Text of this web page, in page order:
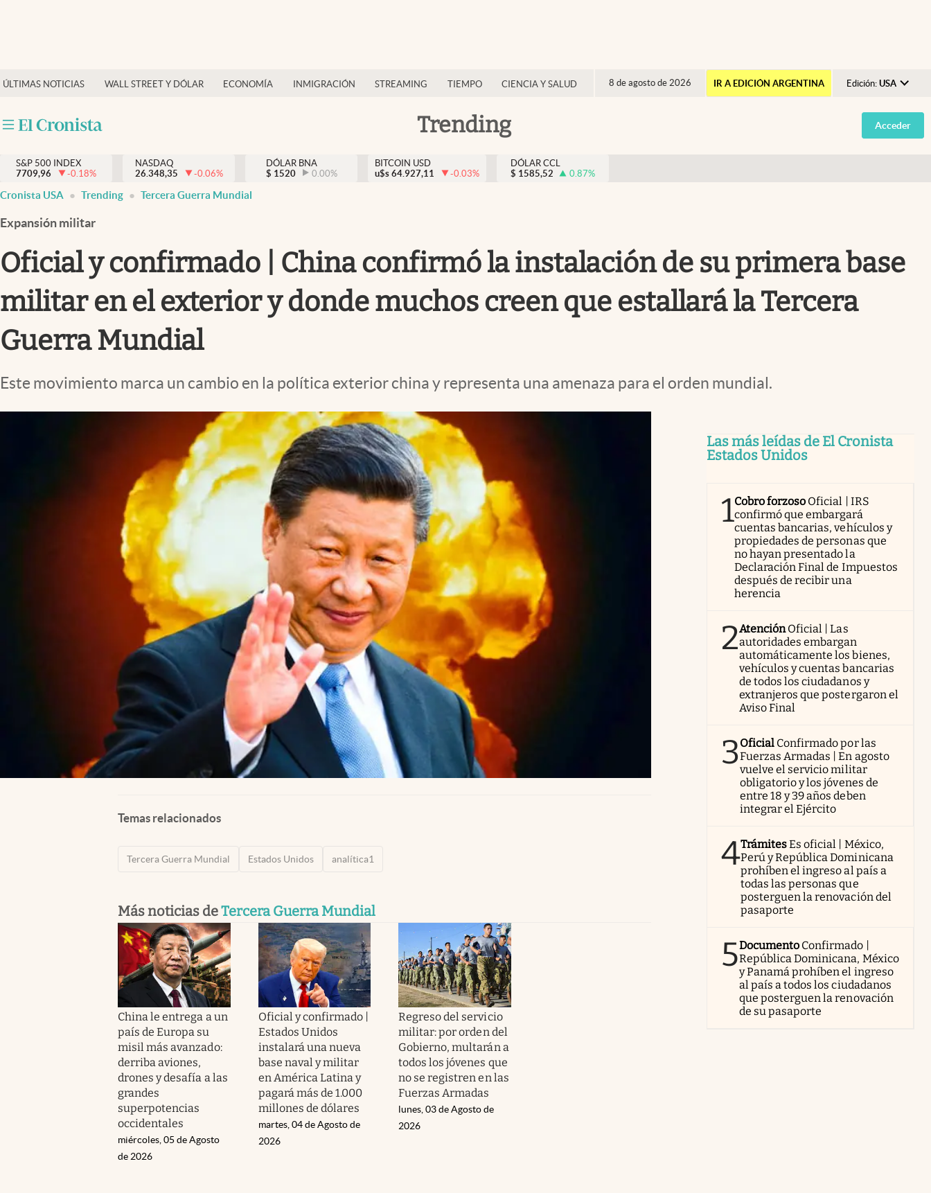
ÚLTIMAS NOTICIAS WALL STREET Y DÓLAR ECONOMÍA INMIGRACIÓN STREAMING TIEMPO CIENCIA Y SALUD 8 de agosto de 2026 IR A EDICIÓN ARGENTINA Edición: USA
Argentina
España
Trending
Finanzas y economía
Inmigración
Trending
Streaming
PC y mobile
Acceder
S&P 500 INDEX
7709,96
-0.18%
NASDAQ
26.348,35
-0.06%
DÓLAR BNA
$ 1520 0.00%
BITCOIN USD
u$s 64.927,11 -0.03%
DÓLAR CCL
$ 1585,52 0.87%
Cronista USA Trending Tercera Guerra Mundial
Expansión militar
Oficial y confirmado | China confirmó la instalación de su primera base
militar en el exterior y donde muchos creen que estallará la Tercera
Guerra Mundial
Este movimiento marca un cambio en la política exterior china y representa una amenaza para el orden mundial.
Temas relacionados
Tercera Guerra Mundial Estados Unidos analítica1
Más noticias deTercera Guerra Mundial
China le entrega a un
país de Europa su
misil más avanzado:
derriba aviones,
drones y desafía a las
grandes
superpotencias
occidentales
miércoles, 05 de Agosto
de 2026
Oficial y confirmado |
Estados Unidos
instalará una nueva
base naval y militar
en América Latina y
pagará más de 1.000
millones de dólares
martes, 04 de Agosto de
2026
Regreso del servicio
militar: por orden del
Gobierno, multarán a
todos los jóvenes que
no se registren en las
Fuerzas Armadas
lunes, 03 de Agosto de
2026
Las más leídas de El Cronista
Estados Unidos
1Cobro forzoso Oficial | IRS
confirmó que embargará
cuentas bancarias, vehículos y
propiedades de personas que
no hayan presentado la
Declaración Final de Impuestos
después de recibir una
herencia
2AtenciónOficial | Las
autoridades embargan
automáticamente los bienes,
vehículos y cuentas bancarias
de todos los ciudadanos y
extranjeros que postergaron el
Aviso Final
3Oficial Confirmado por las
Fuerzas Armadas | En agosto
vuelve el servicio militar
obligatorio y los jóvenes de
entre 18 y 39 años deben
integrar el Ejército
4TrámitesEs oficial | México,
Perú y República Dominicana
prohíben el ingreso al país a
todas las personas que
posterguen la renovación del
pasaporte
5Documento Confirmado |
República Dominicana, México
y Panamá prohíben el ingreso
al país a todos los ciudadanos
que posterguen la renovación
de su pasaporte